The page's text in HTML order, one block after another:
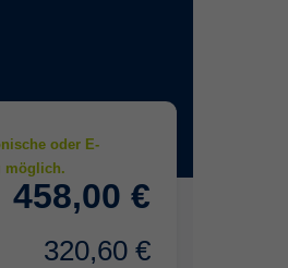
458,00 €
320,60 €